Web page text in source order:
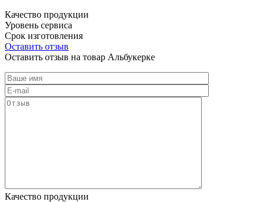
Качество продукции
Уровень сервиса
Срок изготовления
Оставить отзыв
Оставить отзыв на товар Альбукерке
Качество продукции